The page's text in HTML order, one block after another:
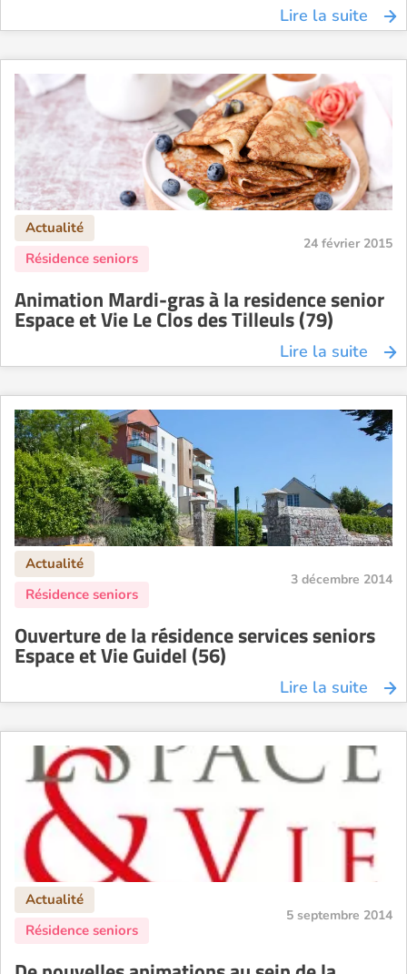
Lire la suite
24 février 2015
Animation Mardi-gras à la residence senior
Espace et Vie Le Clos des Tilleuls (79)
Lire la suite
3 décembre 2014
Ouverture de la résidence services seniors
Espace et Vie Guidel (56)
Lire la suite
5 septembre 2014